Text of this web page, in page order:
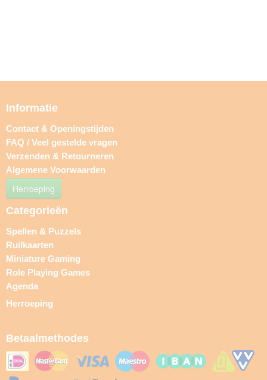
Informatie
Contact & Openingstijden
FAQ / Veel gestelde vragen
Verzenden & Retourneren
Algemene Voorwaarden
Herroeping
Categorieën
Spellen & Puzzels
Ruilkaarten
Miniature Gaming
Role Playing Games
Agenda
Herroeping
Betaalmethodes